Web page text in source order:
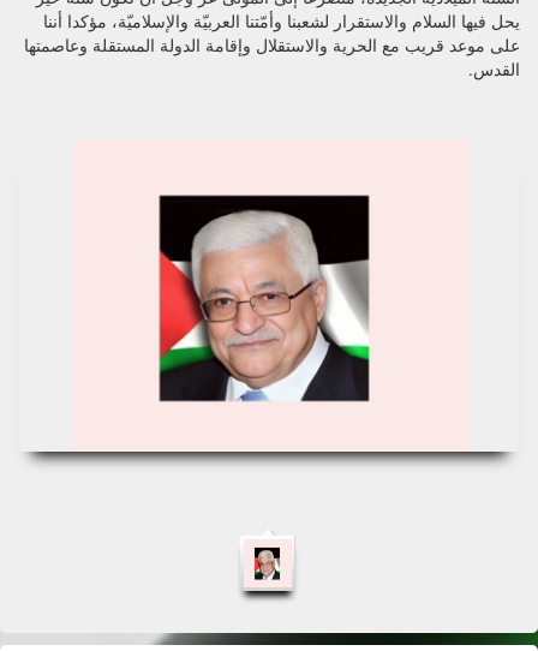
يحل فيها السلام والاستقرار لشعبنا وأمّتنا العربيّة والإسلاميّة، مؤكدا أننا
على موعد قريب مع الحرية والاستقلال وإقامة الدولة المستقلة وعاصمتها
القدس.